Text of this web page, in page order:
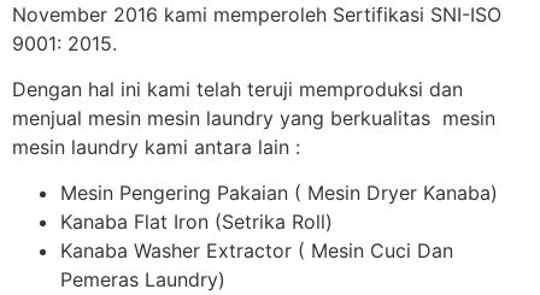
November 2016 kami memperoleh Sertifikasi SNI-ISO
9001: 2015.
Dengan hal ini kami telah teruji memproduksi dan
menjual mesin mesin laundry yang berkualitas mesin
mesin laundry kami antara lain :
Mesin Pengering Pakaian ( Mesin Dryer Kanaba)
Kanaba Flat Iron (Setrika Roll)
Kanaba Washer Extractor ( Mesin Cuci Dan
Pemeras Laundry)